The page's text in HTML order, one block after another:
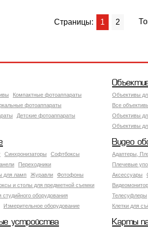
Страницы: 1 2
Компактные фотоаппараты
фотоаппараты
Детские фотоаппараты
Объективы
Все
Объективы
Объективы
Синхронизаторы
Софтбоксы
Переходники
для ламп Журавли
Фотофоны
и столы для предметной съемки
оборудования
Измерительное оборудование
Видео
Адаптеры,
Плечевые
Аксессуары
Телесуфлеры
Клетки для
устройства Карты